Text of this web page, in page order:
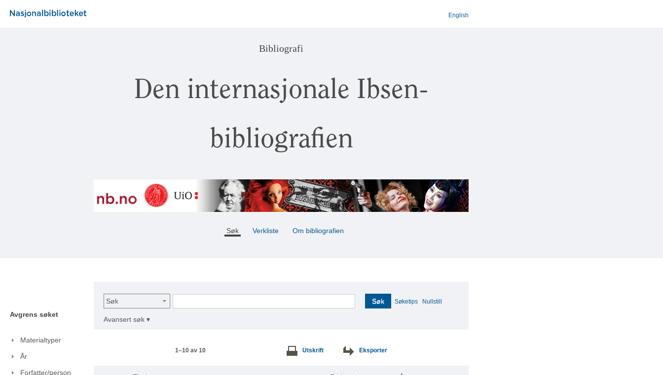
English
Bibliografi
Den internasjonale Ibsen-
bibliografien
Søk Verkliste Om bibliografien
Avgrens søket
Materialtyper
År
Forfatter/person
Søk Søk Søketips Nullstill
Avansert søk ▾
1–10 av 10 Utskrift Eksporter